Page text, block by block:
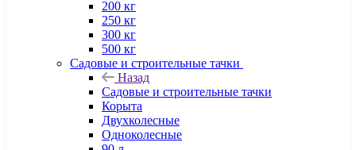
200 кг
250 кг
300 кг
500 кг
Садовые и строительные тачки
Назад
Садовые и строительные тачки
Корыта
Двухколесные
Одноколесные